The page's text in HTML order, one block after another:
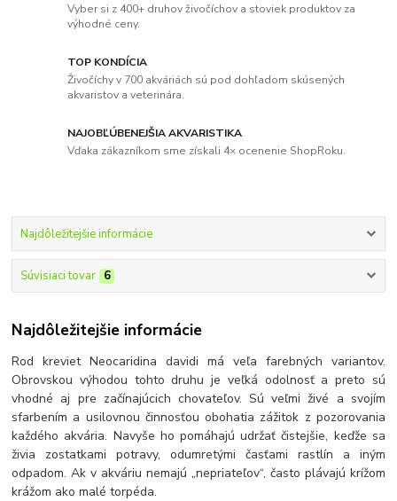
Vyber si z 400+ druhov živočíchov a stoviek produktov za
výhodné ceny.
TOP KONDÍCIA
Živočíchy v 700 akváriách sú pod dohľadom skúsených
akvaristov a veterinára.
NAJOBĽÚBENEJŠIA AKVARISTIKA
Vďaka zákazníkom sme získali 4× ocenenie ShopRoku.
Najdôležitejšie informácie
Súvisiaci tovar 6
Najdôležitejšie informácie
Rod kreviet Neocaridina davidi má veľa farebných variantov.
Obrovskou výhodou tohto druhu je veľká odolnosť a preto sú
vhodné aj pre začínajúcich chovateľov. Sú veľmi živé a svojím
sfarbením a usilovnou činnosťou obohatia zážitok z pozorovania
každého akvária. Navyše ho pomáhajú udržať čistejšie, keďže sa
živia zostatkami potravy, odumretými časťami rastlín a iným
odpadom. Ak v akváriu nemajú „nepriateľov“, často plávajú krížom
krážom ako malé torpéda.